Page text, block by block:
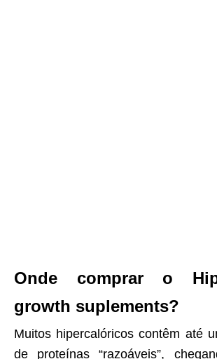
Onde comprar o
growth suplements?
Muitos hipercalóricos contêm até
de proteínas “razoáveis”,